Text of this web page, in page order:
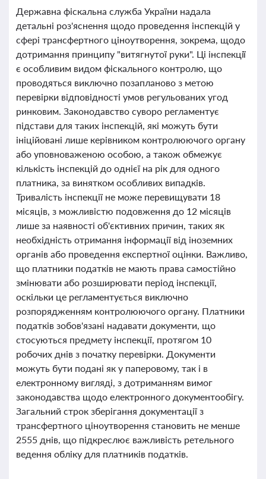
Державна фіскальна служба України надала
детальні роз'яснення щодо проведення інспекцій у
сфері трансфертного ціноутворення, зокрема, щодо
дотримання принципу "витягнутої руки". Ці інспекції
є особливим видом фіскального контролю, що
проводяться виключно позапланово з метою
перевірки відповідності умов регульованих угод
ринковим. Законодавство суворо регламентує
підстави для таких інспекцій, які можуть бути
ініційовані лише керівником контролюючого органу
або уповноваженою особою, а також обмежує
кількість інспекцій до однієї на рік для одного
платника, за винятком особливих випадків.
Тривалість інспекції не може перевищувати 18
місяців, з можливістю подовження до 12 місяців
лише за наявності об'єктивних причин, таких як
необхідність отримання інформації від іноземних
органів або проведення експертної оцінки. Важливо,
що платники податків не мають права самостійно
змінювати або розширювати період інспекції,
оскільки це регламентується виключно
розпорядженням контролюючого органу. Платники
податків зобов'язані надавати документи, що
стосуються предмету інспекції, протягом 10
робочих днів з початку перевірки. Документи
можуть бути подані як у паперовому, так і в
електронному вигляді, з дотриманням вимог
законодавства щодо електронного документообігу.
Загальний строк зберігання документації з
трансфертного ціноутворення становить не менше
2555 днів, що підкреслює важливість ретельного
ведення обліку для платників податків.